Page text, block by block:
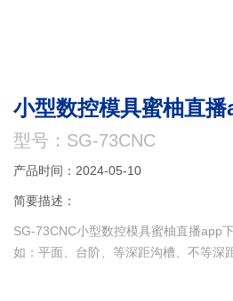
小型数控模具蜜柚直
型号：SG-73CNC
产品时间：2024-05-10
简要描述：
SG-73CNC小型数控模具蜜柚直播app下
如：平面、台阶、等深距沟槽、不等深